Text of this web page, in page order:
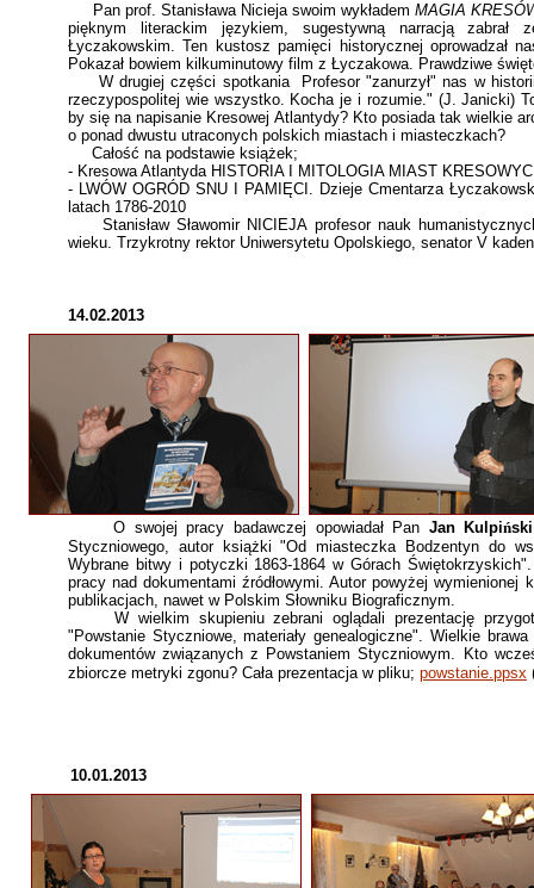
O swojej pracy badawczej opowiadał Pan Jan Kulpiński
Styczniowego, autor książki "Od miasteczka Bodzentyn do
Wybrane bitwy i potyczki 1863-1864 w Górach
pracy nad dokumentami źródłowymi. Autor powyżej wymienionej
publikacjach, nawet w Polskim Słowniku Biograficznym.
W wielkim skupieniu zebrani oglądali prezentację
"Powstanie Styczniowe, materiały genealogiczne". Wielkie
dokumentów związanych z Powstaniem Styczniowym. Kto
zbiorcze metryki zgonu? Cała prezentacja w pliku; powstanie.ppsx
10.01.2013
14.02.2013
Pan prof. Stanisława Nicieja swoim wykłademMAGIA
pięknym literackim językiem, sugestywną narracją zabrał
Łyczakowskim. Ten kustosz pamięci historycznej oprowadzał
Pokazał bowiem kilkuminutowy film z Łyczakowa. Prawdziwe
W drugiej części spotkania Profesor "zanurzył" nas w
rzeczypospolitej wie wszystko. Kocha je i rozumie." (J. Janicki)
by się na napisanie Kresowej Atlantydy? Kto posiada tak wielkie
o ponad dwustu utraconych polskich miastach i miasteczkach?
Całość na podstawie książek;
- Kresowa Atlantyda HISTORIA I MITOLOGIA MIAST
- LWÓW OGRÓD SNU I PAMIĘCI. Dzieje Cmentarza
latach 1786-2010
Stanisław Sławomir NICIEJA profesor nauk
wieku. Trzykrotny rektor Uniwersytetu Opolskiego, senator V